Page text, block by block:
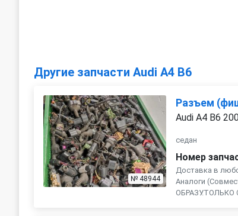
Другие запчасти Audi A4 B6
№ 48944
Разъем
Audi A4 B6
седан
Номер
Доставка в
Аналоги